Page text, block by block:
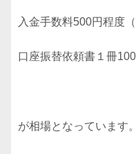
入金手数料500円程度
口座振替依頼書１冊
が相場となっています。